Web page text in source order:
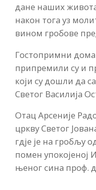
дане наших
након тога уз
вином гробове
Гостопримни
припремили су и
који су дошли да
Светог Василија
Отац Арсеније
цркву Светог
гдје је на гробљу
помен упокојеној
њеног сина проф.